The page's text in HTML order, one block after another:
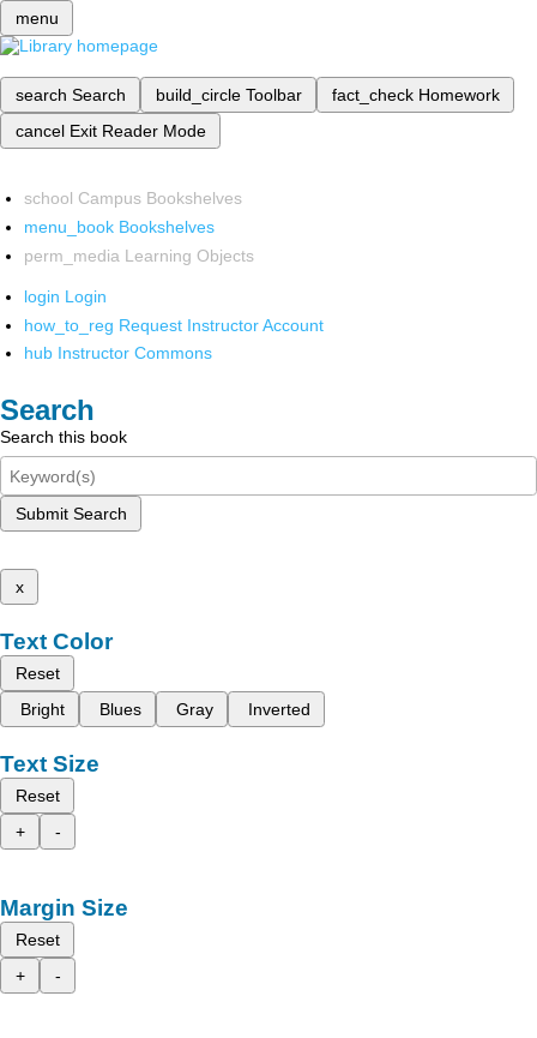
menu
search Search build_circle Toolbar fact_check Homework
cancel Exit Reader Mode
school Campus Bookshelves
menu_book Bookshelves
perm_media Learning Objects
login Login
how_to_reg Request Instructor Account
hub Instructor Commons
Search
Search this book
Submit Search
x
Text Color
Reset
Bright
Blues Gray Inverted
Text Size
Reset
+
-
Margin Size
Reset
+
-